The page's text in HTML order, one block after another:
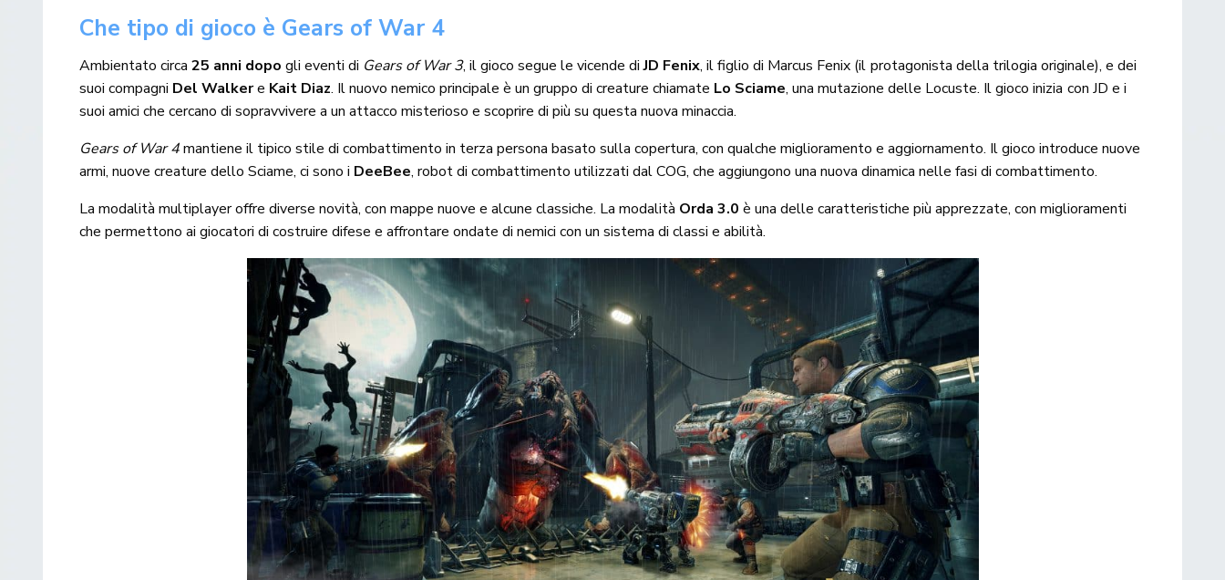
Che tipo di gioco è Gears of War 4
Ambientato circa25 anni dopo gli eventi di Gears of War 3, il gioco segue le vicende diJD Fenix, il figlio di Marcus Fenix (il protagonista della trilogia originale), e dei
suoi compagni Del Walkere Kait Diaz. Il nuovo nemico principale è un gruppo di creature chiamate Lo Sciame, una mutazione delle Locuste. Il gioco inizia con JD e i
suoi amici che cercano di sopravvivere a un attacco misterioso e scoprire di più su questa nuova minaccia.
Gears of War 4mantiene il tipico stile di combattimento in terza persona basato sulla copertura, con qualche miglioramento e aggiornamento. Il gioco introduce nuove
armi, nuove creature dello Sciame, ci sono i DeeBee, robot di combattimento utilizzati dal COG, che aggiungono una nuova dinamica nelle fasi di combattimento.
La modalità multiplayer offre diverse novità, con mappe nuove e alcune classiche. La modalità Orda 3.0 è una delle caratteristiche più apprezzate, con miglioramenti
che permettono ai giocatori di costruire difese e affrontare ondate di nemici con un sistema di classi e abilità.